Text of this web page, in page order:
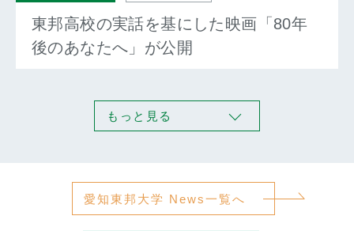
東邦高校の実話を基にした映画「80年
後のあなたへ」が公開
もっと見る
愛知東邦大学 News一覧へ